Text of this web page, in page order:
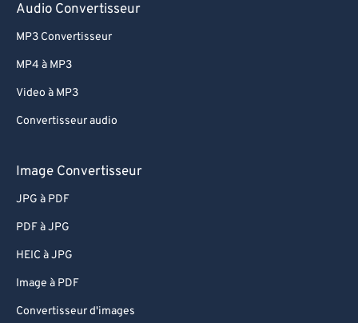
Audio Convertisseur
MP3 Convertisseur
MP4 à MP3
Video à MP3
Convertisseur audio
Image Convertisseur
JPG à PDF
PDF à JPG
HEIC à JPG
Image à PDF
Convertisseur d'images